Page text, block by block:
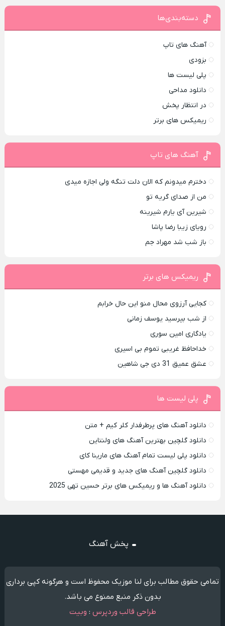
دسته‌بندی‌ها
آهنگ های تاپ
بزودی
پلی لیست ها
دانلود مداحی
در انتظار پخش
ریمیکس های برتر
آهنگ های تاپ
دخترم میدونم که الان دلت تنگه ولی اجازه میدی
من از صدای گريه تو
شیرین آی یارم شیرینه
رویای زیبا رضا پاشا
باز شب شد مهراد جم
ریمیکس های برتر
کجایی آرزوی محال منو این حال خرابم
از شب بپرسید یوسف زمانی
یادگاری امین سوری
خداحافظ غریبی تموم بی اسیری
عشق عمیق 31 دی جی شاهین
پلی لیست ها
دانلود آهنگ های پرطرفدار کلر کیم + متن
دانلود گلچین بهترین آهنگ های ولنتاین
دانلود پلی لیست تمام آهنگ های مارینا کای
دانلود گلچین آهنگ های جدید و قدیمی مهستی
دانلود آهنگ ها و ریمیکس های برتر حسین تهی 2025
پخش آهنگ
تمامی حقوق مطالب برای لنا موزیک محفوظ است و هرگونه کپی برداری
بدون ذکر منبع ممنوع می باشد.
طراحی قالب وردپرس : وبیت